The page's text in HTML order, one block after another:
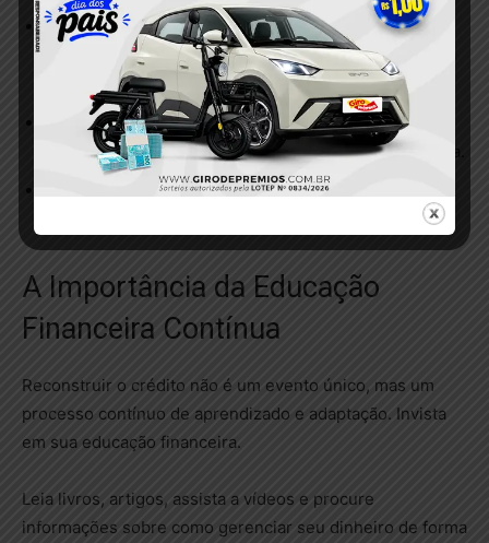
Pegar empréstimos desnecessários: Só contraia
dívidas se for realmente preciso e se tiver certeza da
sua capacidade de pagamento.
Cair em golpes: Desconfie de promessas de “crédito
fácil” ou “empréstimo para negativados” sem consulta.
Não acompanhar suas finanças: Crie um orçamento e
A Importância da Educação
Financeira Contínua
Reconstruir o crédito não é um evento único, mas um
processo contínuo de aprendizado e adaptação. Invista
em sua educação financeira.
Leia livros, artigos, assista a vídeos e procure
informações sobre como gerenciar seu dinheiro de forma